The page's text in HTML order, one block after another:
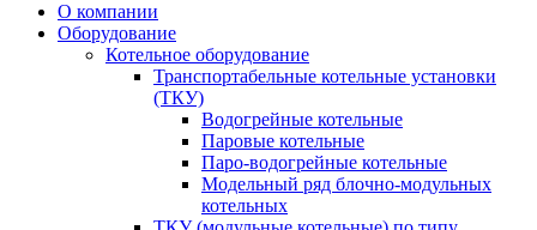
О компании
Оборудование
Котельное оборудование
Транспортабельные котельные установки
(ТКУ)
Водогрейные котельные
Паровые котельные
Паро-водогрейные котельные
Модельный ряд блочно-модульных
котельных